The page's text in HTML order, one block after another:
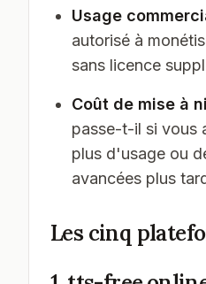
Usage
autorisé à
sans licence
Coût de mise à
passe-t-il si vous
plus d'usage ou
avancées plus
Les cinq